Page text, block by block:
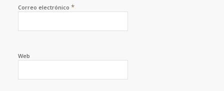
Correo electrónico *
Web